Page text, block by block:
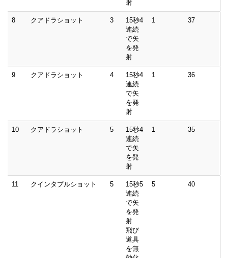
射
8 クアドラショット 3
15秒4
連続
で矢
を発
射
1 37
9 クアドラショット 4
15秒4
連続
で矢
を発
射
1 36
10 クアドラショット 5
15秒4
連続
で矢
を発
射
1 35
11 クインタプルショット 5
15秒5
連続
で矢
を発
射
飛び
道具
を無
5 40